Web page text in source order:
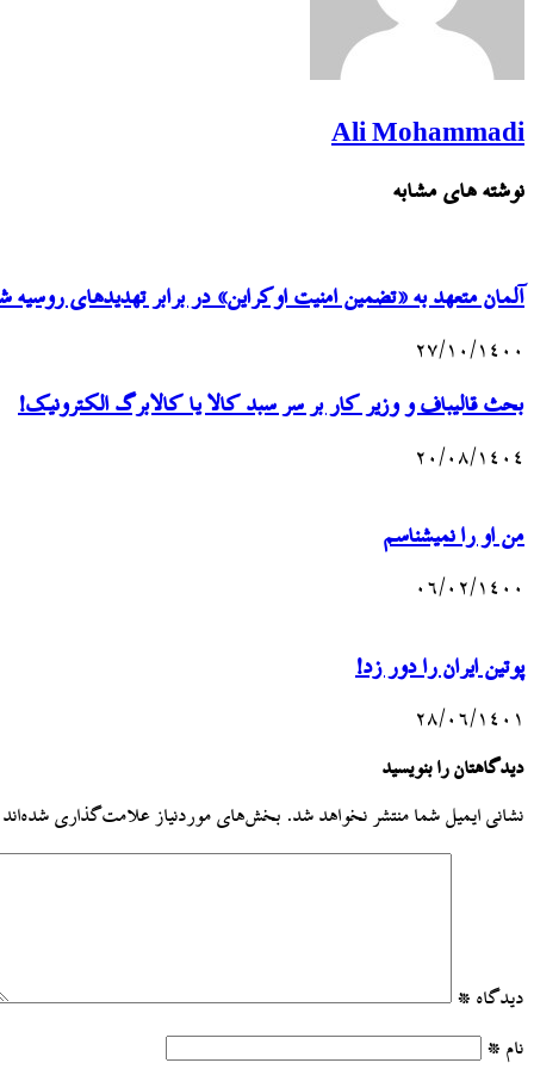
Ali Mohammadi
نوشته های مشابه
آلمان متعهد به «تضمین امنیت اوکراین» در برابر تهدیدهای روسیه
۲۷/۱۰/۱۴۰۰
بحث قالیباف و وزیر کار بر سر سبد کالا یا کالابرگ الکترونیک!
۲۰/۰۸/۱۴۰۴
من او را نمیشناسم
۰۶/۰۲/۱۴۰۰
پوتین ایران را دور زد!
۲۸/۰۶/۱۴۰۱
دیدگاهتان را بنویسید
نشانی ایمیل شما منتشر نخواهد شد. بخش‌های موردنیاز علامت‌گذاری شده‌اند
دیدگاه *
نام *